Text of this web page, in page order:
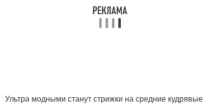
Ультра модными станут стрижки на средние кудрявые